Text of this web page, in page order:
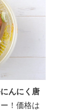
にんにく唐
！価格は